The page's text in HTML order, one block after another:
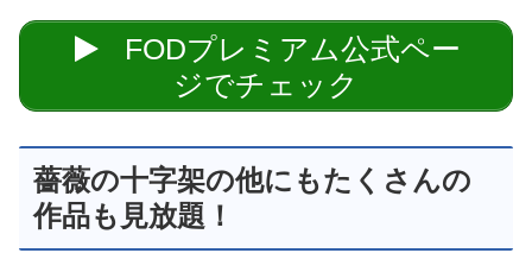
FODプレミアム公式ペー
ジでチェック
薔薇の十字架の他にもたくさんの
作品も見放題！